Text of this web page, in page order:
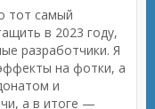
тот самый
в 2023 году,
разработчики. Я
на фотки, а
и
а в итоге —